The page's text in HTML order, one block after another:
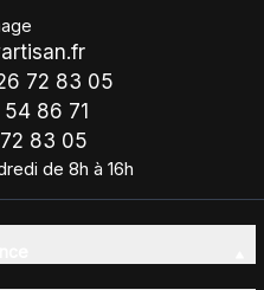
72 83 05
86 71
83 05
de 8h à 16h